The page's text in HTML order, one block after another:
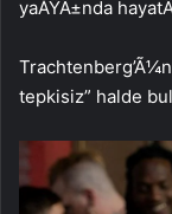
yaÅŸÄ±nda
tepkisiz” halde